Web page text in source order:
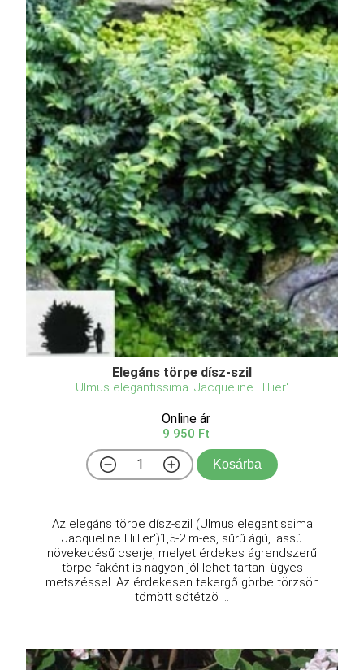
Elegáns törpe dísz-szil
Ulmus elegantissima 'Jacqueline Hillier'
Online ár
9 950 Ft
Kosárba
Az elegáns törpe dísz-szil (Ulmus elegantissima
Jacqueline Hillier')1,5-2 m-es, sűrű ágú, lassú
növekedésű cserje, melyet érdekes ágrendszerű
törpe faként is nagyon jól lehet tartani ügyes
metszéssel. Az érdekesen tekergő görbe törzsön
tömött sötétzö ...